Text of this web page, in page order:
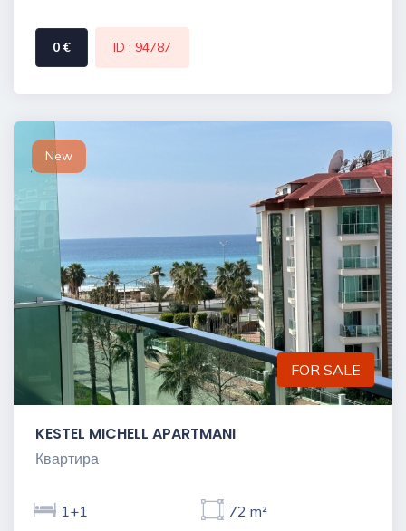
0 € ID : 94787
New
FOR SALE
KESTEL MICHELL APARTMANI
Квартира
1+1 72 m²